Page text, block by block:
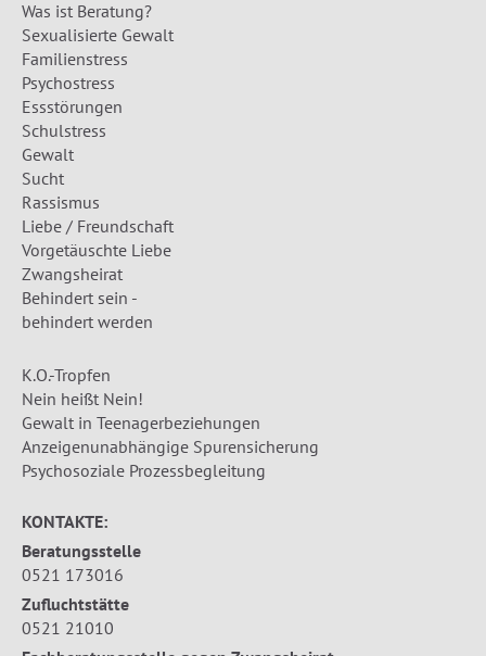
Was ist Beratung?
Sexualisierte Gewalt
Familienstress
Psychostress
Essstörungen
Schulstress
Gewalt
Sucht
Rassismus
Liebe / Freundschaft
Vorgetäuschte Liebe
Zwangsheirat
Behindert sein -
behindert werden
K.O.-Tropfen
Nein heißt Nein!
Gewalt in Teenagerbeziehungen
Anzeigenunabhängige Spurensicherung
Psychosoziale Prozessbegleitung
KONTAKTE:
Beratungsstelle
0521 173016
Zufluchtstätte
0521 21010